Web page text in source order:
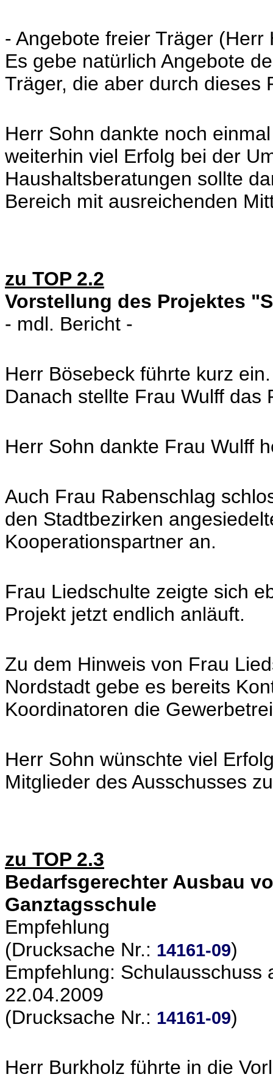
- Angebote freier Träger (Herr
Es gebe natürlich Angebote
Träger, die aber durch dieses
Herr Sohn dankte noch
weiterhin viel Erfolg bei der
Haushaltsberatungen sollte
Bereich mit ausreichenden
zu TOP 2.2
Vorstellung des Projektes
- mdl. Bericht -
Herr Bösebeck führte kurz ein.
Danach stellte Frau Wulff das
Herr Sohn dankte Frau Wulff
Auch Frau Rabenschlag
den Stadtbezirken
Kooperationspartner an.
Frau Liedschulte zeigte sich
Projekt jetzt endlich anläuft.
Zu dem Hinweis von Frau
Nordstadt gebe es bereits
Koordinatoren die
Herr Sohn wünschte viel
Mitglieder des Ausschusses
zu TOP 2.3
Bedarfsgerechter Ausbau
Ganztagsschule
Empfehlung
(Drucksache Nr.: 14161-09)
Empfehlung: Schulausschuss
22.04.2009
(Drucksache Nr.: 14161-09)
Herr Burkholz führte in die